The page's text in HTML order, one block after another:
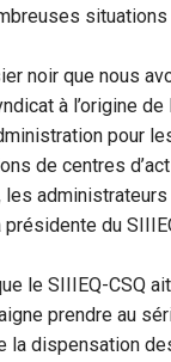
noir que nous
à l’origine
pour
de centres
du
le SIIIEQ-CSQ
prendre au
la dispensation